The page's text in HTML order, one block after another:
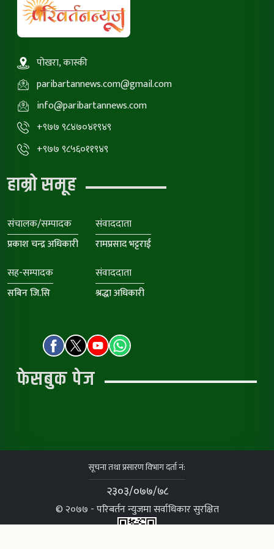
पोखरा, कास्की
paribartannews.com@gmail.com
info@paribartannews.com
+९७७ ९८४७०४१९४९
+९७७ ९८५६०११९४९
हाम्रो समूह
संचालक/सम्पादक
प्रकाश चन्द्र अधिकारी
संवाददाता
रामप्रसाद भट्टराई
सह-सम्पादक
सबिन जि.सि
संवाददाता
श्रद्धा अधिकारी
फेसबुक पेज
सूचना तथा प्रसारण विभाग दर्ता नं:
२३०३/०७७/७८
© २०७७ - परिबर्तन न्युजमा सर्वाधिकार सुरक्षित